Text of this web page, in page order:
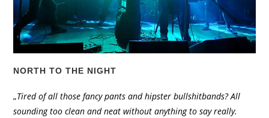
NORTH TO THE NIGHT
„Tired of all those fancy pants and hipster bullshitbands? All
sounding too clean and neat without anything to say really.